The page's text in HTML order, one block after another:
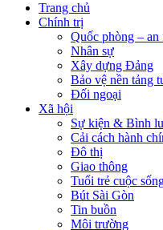
Trang chủ
Chính trị
Quốc phòng – an
Nhân sự
Xây dựng Đảng
Bảo vệ nền tảng
Đối ngoại
Xã hội
Sự kiện & Bình
Cải cách hành
Đô thị
Giao thông
Tuổi trẻ cuộc
Bút Sài Gòn
Tin buồn
Môi trường